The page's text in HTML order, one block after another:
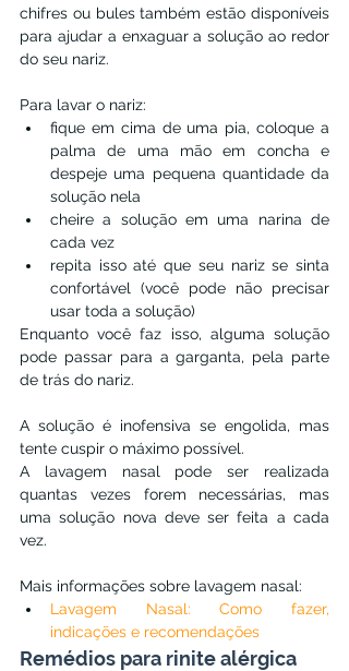
chifres ou bules também estão disponíveis
para ajudar a enxaguar a solução ao redor
do seu nariz.
Para lavar o nariz:
fique em cima de uma pia, coloque a
palma de uma mão em concha e
despeje uma pequena quantidade da
solução nela
cheire a solução em uma narina de
cada vez
repita isso até que seu nariz se sinta
confortável (você pode não precisar
usar toda a solução)
Enquanto você faz isso, alguma solução
pode passar para a garganta, pela parte
de trás do nariz.
A solução é inofensiva se engolida, mas
tente cuspir o máximo possível.
A lavagem nasal pode ser realizada
quantas vezes forem necessárias, mas
uma solução nova deve ser feita a cada
vez.
Mais informações sobre lavagem nasal:
Lavagem Nasal: Como fazer,
indicações e recomendações
Remédios para rinite alérgica